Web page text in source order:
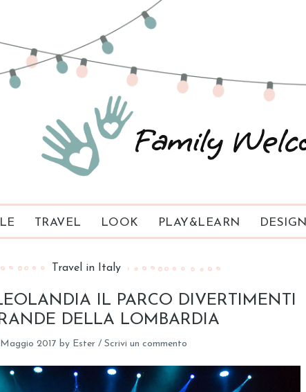
TRAVEL LOOK PLAY&LEARN DESIGN
Travel in Italy
IL PARCO DIVERTIMENTI
DELLA LOMBARDIA
2017 by Ester/ Scrivi un commento